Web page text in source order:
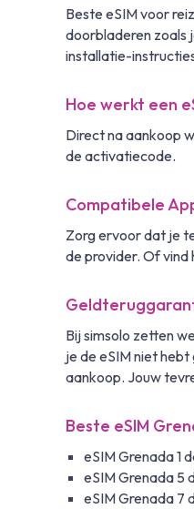
Beste eSIM voor
doorbladeren zoals
installatie-
Hoe werkt een
Direct na aankoop
de activatiecode.
Compatibele
Zorg ervoor dat je
de provider. Of
Bij simsolo zetten
je de eSIM niet
aankoop. Jouw
Beste eSIM
eSIM Grenada 1
eSIM Grenada 5
eSIM Grenada 7